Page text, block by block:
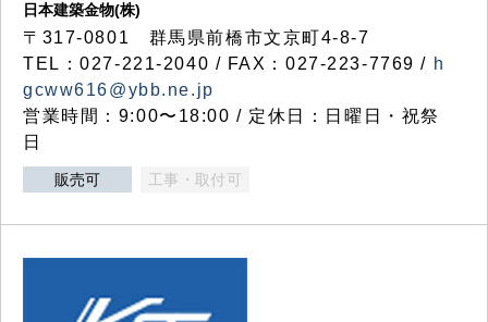
日本建築金物(株)
〒317‐0801 群馬県前橋市文京町4-8-7
TEL：027-221-2040 / FAX：027-223-7769 / h
gcww616@ybb.ne.jp
営業時間：9:00〜18:00 / 定休日：日曜日・祝祭
日
販売可 工事・取付可